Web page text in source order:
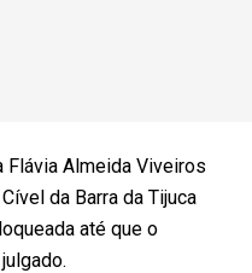
Flávia Almeida Viveiros
da Barra da Tijuca
até que o